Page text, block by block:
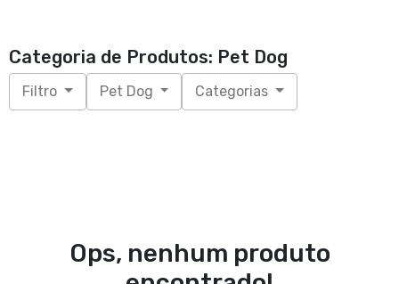
Categoria de Produtos: Pet Dog
Filtro Pet Dog Categorias
Ops, nenhum produto